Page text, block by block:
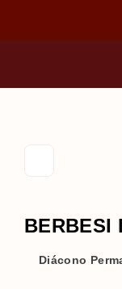
BERBESI
Diácono